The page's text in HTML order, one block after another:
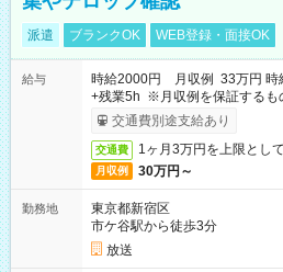
派遣 ブランクOK WEB登録・面接OK
給与
時給2000円 月収例 33万円 時
+残業5h ※月収例を保証するも
取りサービス利用可（利用条件
交通費別途支給あり
交通費 1ヶ月3万円を上限とし
月収例 30万円～
勤務地
東京都新宿区
市ケ谷駅から徒歩3分
放送